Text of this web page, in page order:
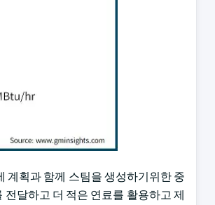
계획과 함께 스팀을 생성하기위한 중
달하고 더 적은 연료를 활용하고 제